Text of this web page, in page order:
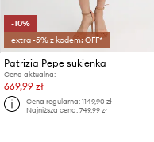
-10%
extra -5% z kodem: OFF*
Patrizia Pepe sukienka
Cena aktualna:
669,99 zł
Cena regularna: 1149,90 zł
Najniższa cena: 749,99 zł